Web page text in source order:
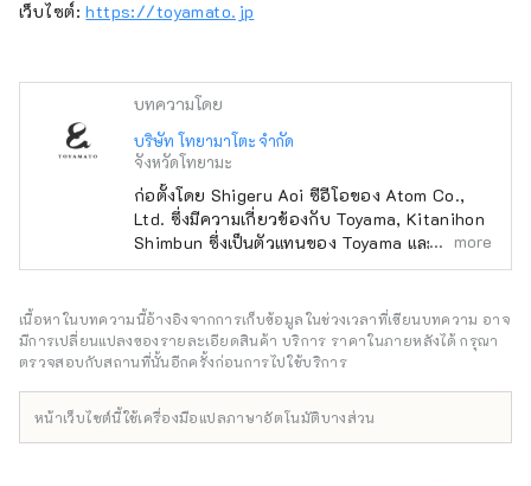
เว็บไซต์:https://toyamato.jp
บทความโดย
บริษัท โทยามาโตะ จำกัด
จังหวัดโทยามะ
ก่อตั้งโดย Shigeru Aoi ซีอีโอของ Atom Co.,
Ltd. ซึ่งมีความเกี่ยวข้องกับ Toyama, Kitanihon
Shimbun ซึ่งเป็นตัวแทนของ Toyama และ
Ayumu Ishikawa นักเบสบอลมืออาชีพจาก
และสร้างธุรกิจใหม่ร่วมกับโทยามะ หากคุณนิยาม
“การฟื้นฟูระดับภูมิภาค” ว่าเป็นการสร้างสังคมที่
ยั่งยืนโดยใช้ลักษณะเฉพาะของแต่ละภูมิภาคใน
แนวคิด “การตื่นตัวระดับภูมิภาค” ที่ Toyamato
more
เนื้อหาในบทความนี้อ้างอิงจากการเก็บข้อมูลในช่วงเวลาที่เขียนบทความ อาจ
มีการเปลี่ยนแปลงของรายละเอียดสินค้า บริการ ราคาในภายหลังได้ กรุณา
ตรวจสอบกับสถานที่นั้นอีกครั้งก่อนการไปใช้บริการ
หน้าเว็บไซต์นี้ใช้เครื่องมือแปลภาษาอัตโนมัติบางส่วน